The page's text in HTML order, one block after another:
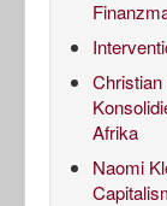
Afrika
Naomi